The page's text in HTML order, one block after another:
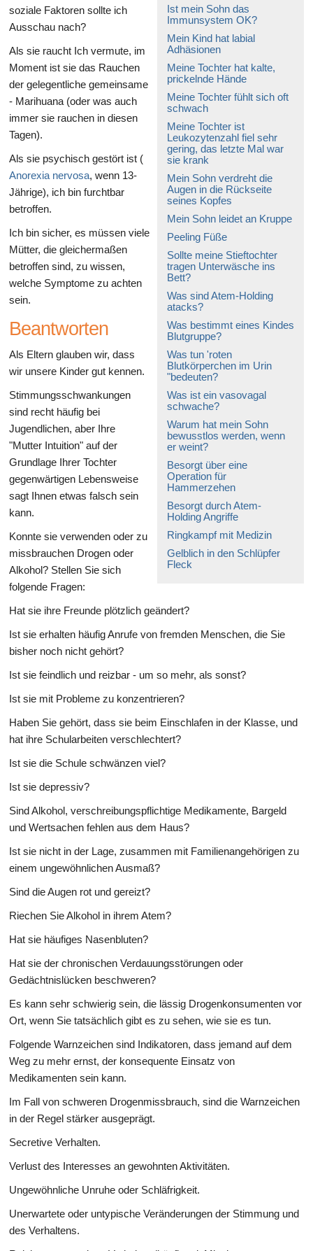
Ist mein Sohn das
Immunsystem OK?
Mein Kind hat labial
Adhäsionen
Meine Tochter hat kalte,
prickelnde Hände
Meine Tochter fühlt sich oft
schwach
Meine Tochter ist
Leukozytenzahl fiel sehr
gering, das letzte Mal war
sie krank
Mein Sohn verdreht die
Augen in die Rückseite
seines Kopfes
Mein Sohn leidet an Kruppe
Peeling Füße
Sollte meine Stieftochter
tragen Unterwäsche ins
Bett?
Was sind Atem-Holding
atacks?
Was bestimmt eines Kindes
Blutgruppe?
Was tun 'roten
Blutkörperchen im Urin
"bedeuten?
Was ist ein vasovagal
schwache?
Warum hat mein Sohn
bewusstlos werden, wenn
er weint?
Besorgt über eine
Operation für
Hammerzehen
Besorgt durch Atem-
Holding Angriffe
Ringkampf mit Medizin
Gelblich in den Schlüpfer
Fleck
soziale Faktoren sollte ich
Ausschau nach?
Als sie raucht Ich vermute, im
Moment ist sie das Rauchen
der gelegentliche gemeinsame
- Marihuana (oder was auch
immer sie rauchen in diesen
Tagen).
Als sie psychisch gestört ist (
Anorexia nervosa, wenn 13-
Jährige), ich bin furchtbar
betroffen.
Ich bin sicher, es müssen viele
Mütter, die gleichermaßen
betroffen sind, zu wissen,
welche Symptome zu achten
sein.
Beantworten
Als Eltern glauben wir, dass
wir unsere Kinder gut kennen.
Stimmungsschwankungen
sind recht häufig bei
Jugendlichen, aber Ihre
"Mutter Intuition" auf der
Grundlage Ihrer Tochter
gegenwärtigen Lebensweise
sagt Ihnen etwas falsch sein
kann.
Konnte sie verwenden oder zu
missbrauchen Drogen oder
Alkohol? Stellen Sie sich
folgende Fragen:
Hat sie ihre Freunde plötzlich geändert?
Ist sie erhalten häufig Anrufe von fremden Menschen, die Sie
bisher noch nicht gehört?
Ist sie feindlich und reizbar - um so mehr, als sonst?
Ist sie mit Probleme zu konzentrieren?
Haben Sie gehört, dass sie beim Einschlafen in der Klasse, und
hat ihre Schularbeiten verschlechtert?
Ist sie die Schule schwänzen viel?
Ist sie depressiv?
Sind Alkohol, verschreibungspflichtige Medikamente, Bargeld
und Wertsachen fehlen aus dem Haus?
Ist sie nicht in der Lage, zusammen mit Familienangehörigen zu
einem ungewöhnlichen Ausmaß?
Sind die Augen rot und gereizt?
Riechen Sie Alkohol in ihrem Atem?
Hat sie häufiges Nasenbluten?
Hat sie der chronischen Verdauungsstörungen oder
Gedächtnislücken beschweren?
Es kann sehr schwierig sein, die lässig Drogenkonsumenten vor
Ort, wenn Sie tatsächlich gibt es zu sehen, wie sie es tun.
Folgende Warnzeichen sind Indikatoren, dass jemand auf dem
Weg zu mehr ernst, der konsequente Einsatz von
Medikamenten sein kann.
Im Fall von schweren Drogenmissbrauch, sind die Warnzeichen
in der Regel stärker ausgeprägt.
Secretive Verhalten.
Verlust des Interesses an gewohnten Aktivitäten.
Ungewöhnliche Unruhe oder Schläfrigkeit.
Unerwartete oder untypische Veränderungen der Stimmung und
des Verhaltens.